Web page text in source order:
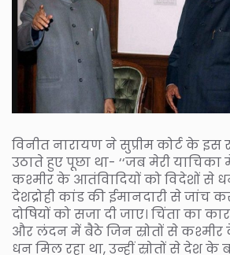
विनीत नारायण ने सुप्रीम कोर्ट के इस
उठाते हुए पूछा था- ‘‘जब मेरी याचिका
कश्मीर के आतंविादियों को विदेशों
देशद्रोही कांड की ईमानदारी से जांच
दोषियों को सजा दी जाए। चिंता का
और लंदन में बैठे जिन स्रोतों से
धन मिल रहा था, उन्हीं स्रोतों से देश के